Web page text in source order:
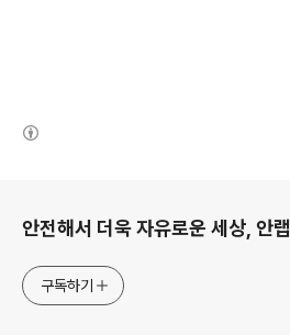
안전해서 더욱 자유로운 세상, 안랩
구독하기